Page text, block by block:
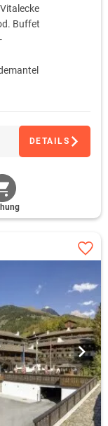
Buffet
DETAILS